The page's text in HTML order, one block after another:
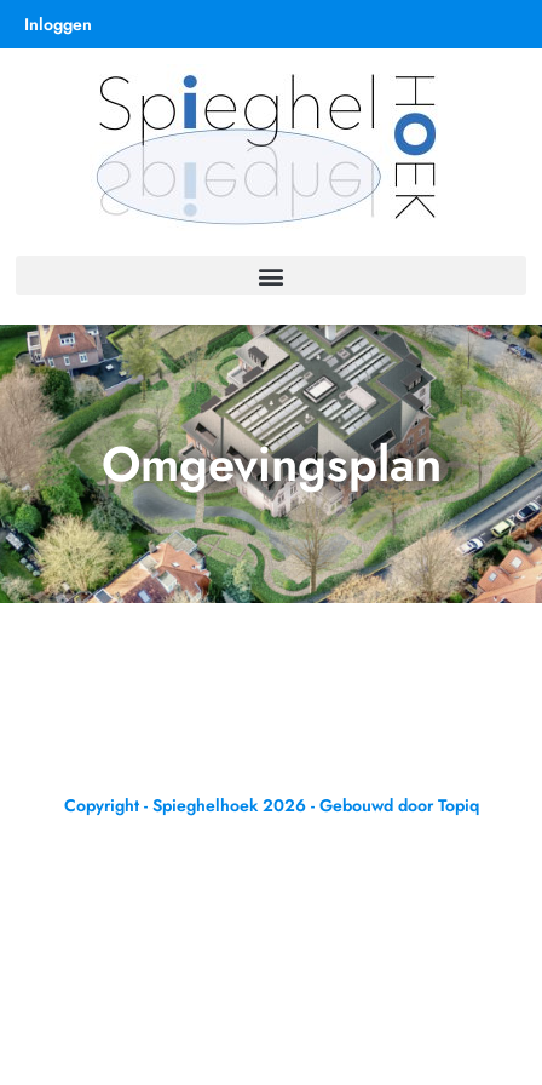
Inloggen
Omgevingsplan
Copyright - Spieghelhoek 2026 - Gebouwd door Topiq